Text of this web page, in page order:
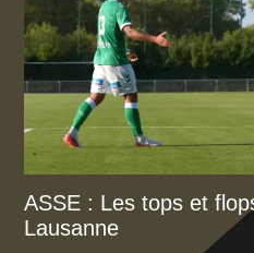
ASSE : Les tops et
Lausanne